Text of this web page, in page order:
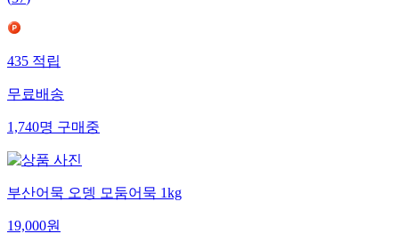
435 적립
무료배송
1,740명 구매중
부산어묵 오뎅 모둠어묵 1kg
19,000원